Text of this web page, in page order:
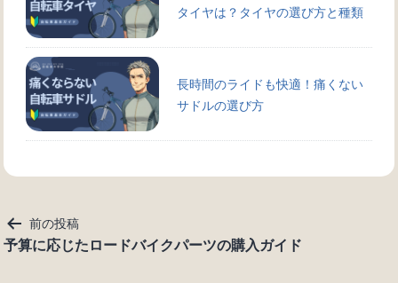
タイヤは？タイヤの選び方と種類
長時間のライドも快適！痛くない
サドルの選び方
投
稿
前の投稿
予算に応じたロードバイクパーツの購入ガイド